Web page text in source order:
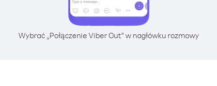
Wybrać „Połączenie Viber Out” w nagłówku rozmowy